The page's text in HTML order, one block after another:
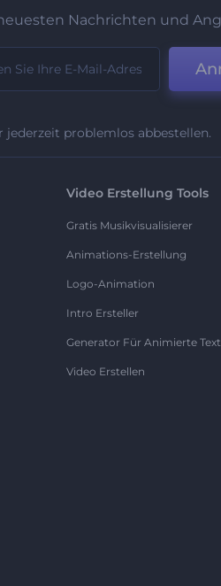
Nachrichten und
jederzeit problemlos abbestellen.
Video Erstellung Tools
Gratis Musikvisualisierer
Animations-Erstellung
Logo-Animation
Intro Ersteller
Generator Für Animierte
Video Erstellen